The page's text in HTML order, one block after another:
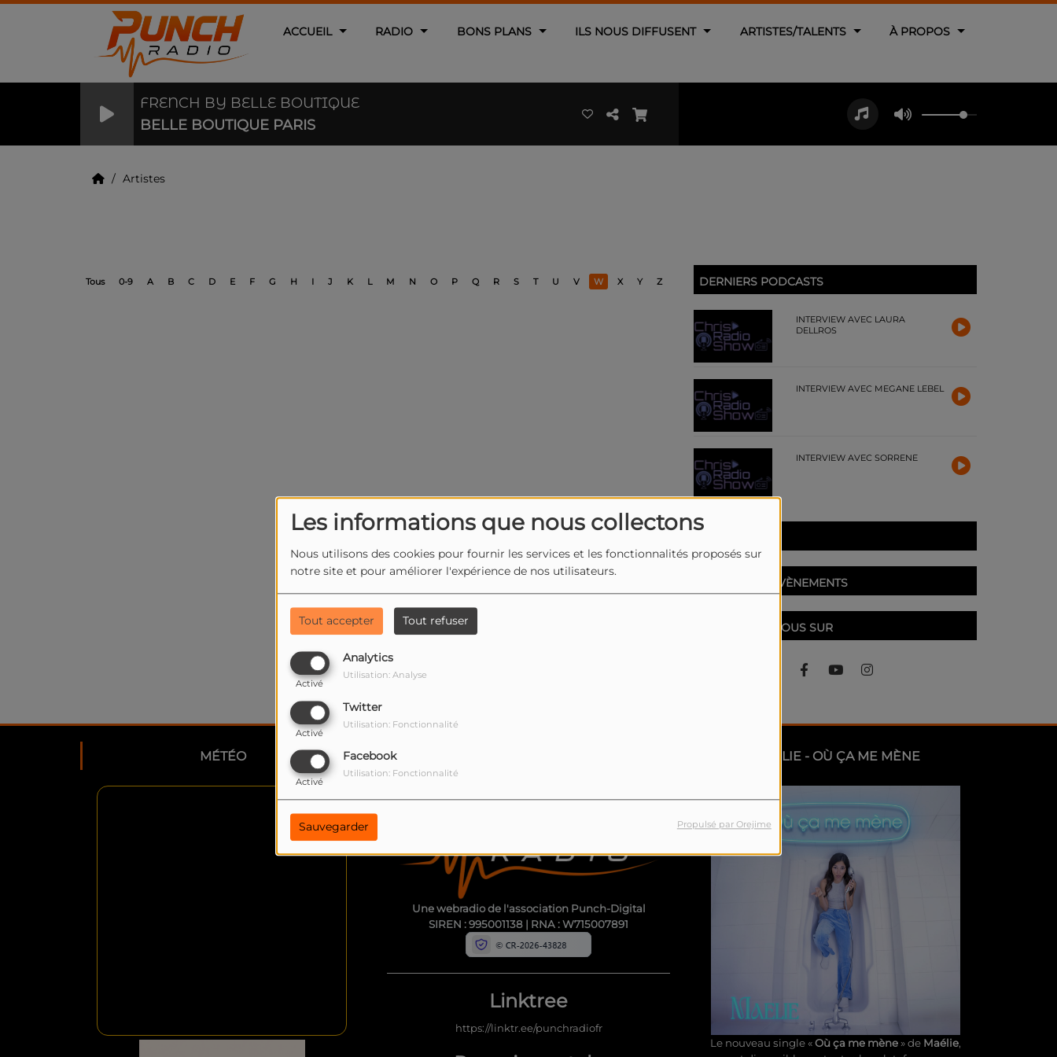
Les informations que nous collectons
Nous utilisons des cookies pour fournir les services et les fonctionnalités proposés sur
notre site et pour améliorer l'expérience de nos utilisateurs.
Tout accepter Tout refuser
Analytics
Activé
Utilisation: Analyse
Twitter
Activé
Utilisation: Fonctionnalité
Facebook
Activé
Utilisation: Fonctionnalité
Sauvegarder Propulsé par Orejime
ACCUEIL RADIO BONS PLANS ILS NOUS DIFFUSENT ARTISTES/TALENTS À PROPOS
FRENCH BY BELLE BOUTIQUE
BELLE BOUTIQUE PARIS
Artistes
Tous 0-9 A B C D E F G H I J K L M N O P Q R S T U V W X Y Z DERNIERS PODCASTS
INTERVIEW AVEC LAURA
DELLROS
INTERVIEW AVEC MEGANE LEBEL
INTERVIEW AVEC SORRENE
PROCHAINS ÉVÈNEMENTS
RETROUVEZ-NOUS SUR
MÉTÉO
Une webradio de l'association Punch-Digital
SIREN : 995001138 | RNA : W715007891
Linktree
https://linktr.ee/punchradiofr
MAÉLIE - OÙ ÇA ME MÈNE
Le nouveau single «Où ça me mène» de Maélie,